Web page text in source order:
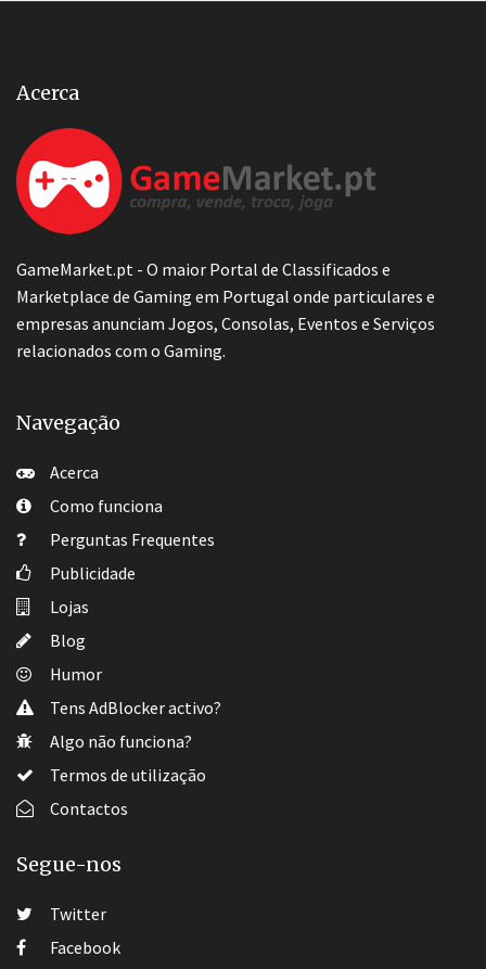
Acerca
GameMarket.pt - O maior Portal de Classificados e
Marketplace de Gaming em Portugal onde particulares e
empresas anunciam Jogos, Consolas, Eventos e Serviços
relacionados com o Gaming.
Navegação
Acerca
Como funciona
Perguntas Frequentes
Publicidade
Lojas
Blog
Humor
Tens AdBlocker activo?
Algo não funciona?
Termos de utilização
Contactos
Segue-nos
Twitter
Facebook